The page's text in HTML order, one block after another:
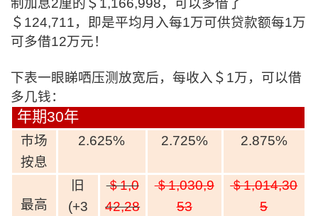
＄124,711，即是平均月入每1万可供贷款额每1万
可多借12万元！
下表一眼睇哂压测放宽后，每收入＄1万，可以借
多几钱：
年期30年
巿场
按息
2.625% 2.725% 2.875%
最高
旧
(+3
＄1,0
42,28
＄1,030,9
53
＄1,014,30
5